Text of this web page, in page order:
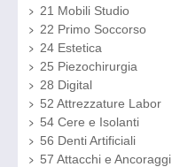
21 Mobili Studio
22 Primo Soccorso
24 Estetica
25 Piezochirurgia
28 Digital
52 Attrezzature Labor
54 Cere e Isolanti
56 Denti Artificiali
57 Attacchi e Ancoraggi